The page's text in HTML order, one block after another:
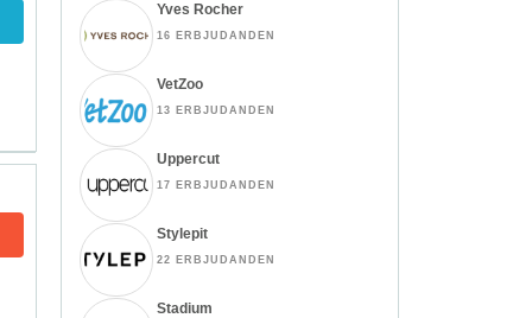
Yves Rocher
16 ERBJUDANDEN
VetZoo
13 ERBJUDANDEN
Uppercut
17 ERBJUDANDEN
Stylepit
22 ERBJUDANDEN
Stadium